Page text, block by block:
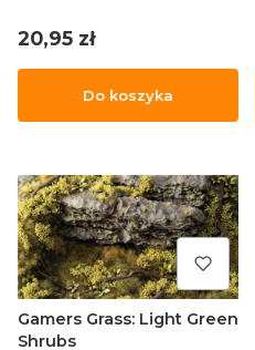
Cena
20,95 zł
Do koszyka
Gamers Grass: Light Green
Shrubs